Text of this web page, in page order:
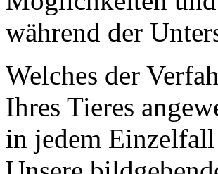
während der
Welches der
Ihres Tieres
in jedem